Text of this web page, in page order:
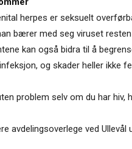
herpes er seksuelt
bærer med seg viruset
kan også bidra til å
og skader heller ikke
problem selv om du har hiv,
avdelingsoverlege ved